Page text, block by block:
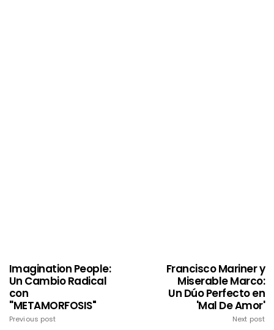
Imagination People:
Un Cambio Radical
con
''METAMORFOSIS"
Previous post
Francisco Mariner y
Miserable Marco:
Un Dúo Perfecto en
'Mal De Amor'
Next post